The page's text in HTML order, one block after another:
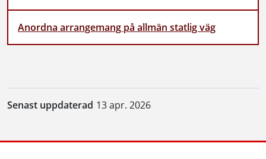
Anordna arrangemang på allmän statlig väg
Senast uppdaterad 13 apr. 2026